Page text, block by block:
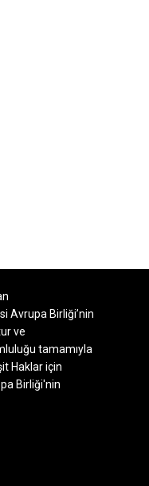
Avrupa Birliği’nin
ve
tamamıyla
Haklar için
Birliği'nin